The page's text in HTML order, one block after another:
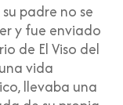
padre no se
y fue enviado
de El Viso del
vida
llevaba una